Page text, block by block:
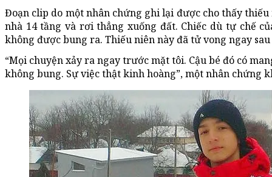
Đoạn clip do một nhân chứng ghi lại được cho thấy
nhà 14 tầng và rơi thẳng xuống đất. Chiếc dù tự chế
không được bung ra. Thiếu niên này đã tử vong ngay
“Mọi chuyện xảy ra ngay trước mặt tôi. Cậu bé đó có
không bung. Sự việc thật kinh hoàng”, một nhân chứng